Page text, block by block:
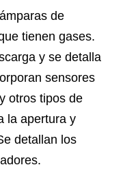
de
tienen gases.
y se detalla
sensores
otros tipos de
la apertura y
detallan los